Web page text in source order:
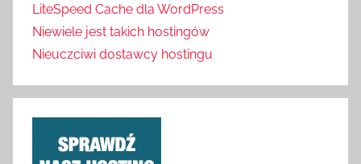
LiteSpeed Cache dla WordPress
Niewiele jest takich hostingów
Nieuczciwi dostawcy hostingu